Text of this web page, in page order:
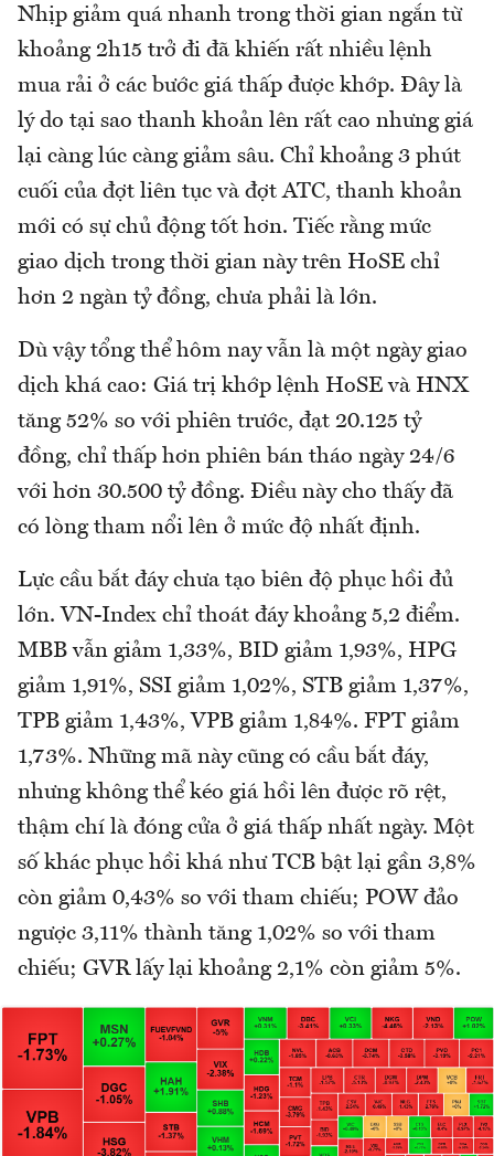
Nhịp giảm quá nhanh trong thời gian ngắn từ
khoảng 2h15 trở đi đã khiến rất nhiều lệnh
mua rải ở các bước giá thấp được khớp. Đây là
lý do tại sao thanh khoản lên rất cao nhưng giá
lại càng lúc càng giảm sâu. Chỉ khoảng 3 phút
cuối của đợt liên tục và đợt ATC, thanh khoản
mới có sự chủ động tốt hơn. Tiếc rằng mức
giao dịch trong thời gian này trên HoSE chỉ
hơn 2 ngàn tỷ đồng, chưa phải là lớn.
Dù vậy tổng thể hôm nay vẫn là một ngày giao
dịch khá cao: Giá trị khớp lệnh HoSE và HNX
tăng 52% so với phiên trước, đạt 20.125 tỷ
đồng, chỉ thấp hơn phiên bán tháo ngày 24/6
với hơn 30.500 tỷ đồng. Điều này cho thấy đã
có lòng tham nổi lên ở mức độ nhất định.
Lực cầu bắt đáy chưa tạo biên độ phục hồi đủ
lớn. VN-Index chỉ thoát đáy khoảng 5,2 điểm.
MBB vẫn giảm 1,33%, BID giảm 1,93%, HPG
giảm 1,91%, SSI giảm 1,02%, STB giảm 1,37%,
TPB giảm 1,43%, VPB giảm 1,84%. FPT giảm
1,73%. Những mã này cũng có cầu bắt đáy,
nhưng không thể kéo giá hồi lên được rõ rệt,
thậm chí là đóng cửa ở giá thấp nhất ngày. Một
số khác phục hồi khá như TCB bật lại gần 3,8%
còn giảm 0,43% so với tham chiếu; POW đảo
ngược 3,11% thành tăng 1,02% so với tham
chiếu; GVR lấy lại khoảng 2,1% còn giảm 5%.